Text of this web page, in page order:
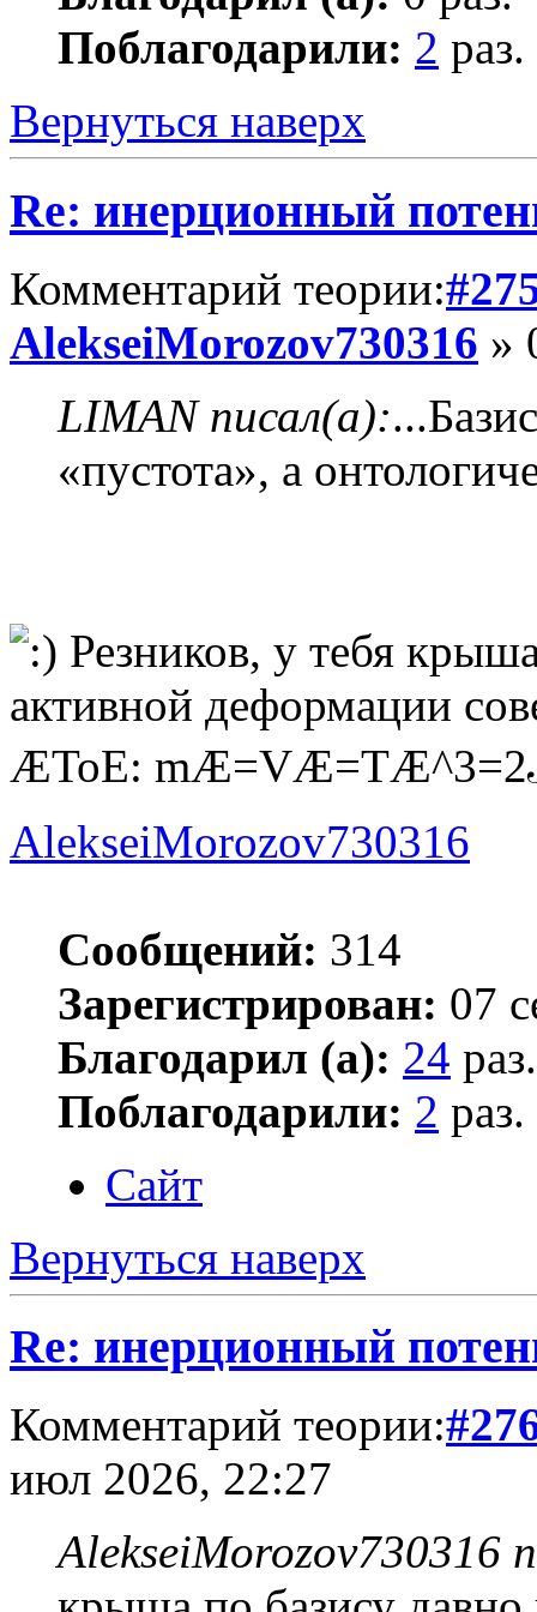
Поблагодарили: 2 раз.
Вернуться наверх
Re: инерционный
Комментарий теории:
AlekseiMorozov730316 »
LIMAN писал(а):
«пустота», а
Резников, у тебя
активной деформации
ÆToE:
AlekseiMorozov730316
Сообщений: 314
Зарегистрирован: 07
Благодарил (а): 24 раз.
Поблагодарили: 2 раз.
Сайт
Вернуться наверх
Re: инерционный
Комментарий теории:
июл 2026, 22:27
AlekseiMorozov730316